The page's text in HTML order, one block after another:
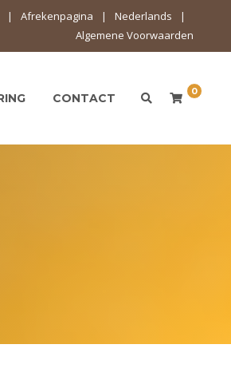
Afrekenpagina
Nederlands
Algemene Voorwaarden
CONTACT 0